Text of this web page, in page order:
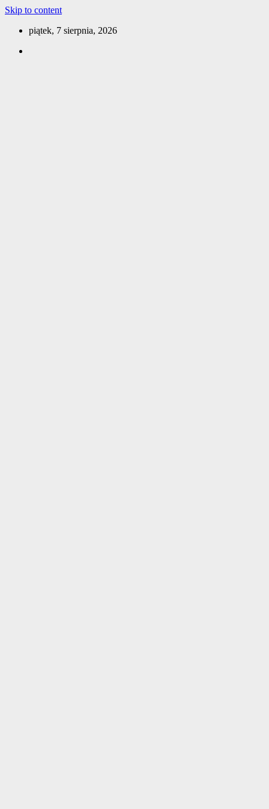
Skip to content
piątek, 7 sierpnia, 2026